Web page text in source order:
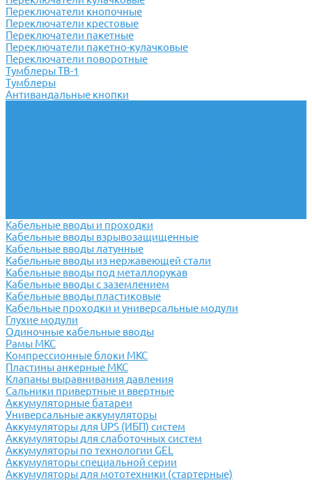
Переключатели кнопочные
Переключатели крестовые
Переключатели пакетные
Переключатели пакетно-кулачковые
Переключатели поворотные
Тумблеры ТВ-1
Тумблеры
Антивандальные кнопки
Кабельные вводы и проходки
Кабельные вводы взрывозащищенные
Кабельные вводы латунные
Кабельные вводы из нержавеющей стали
Кабельные вводы под металлорукав
Кабельные вводы с заземлением
Кабельные вводы пластиковые
Кабельные проходки и универсальные модули
Глухие модули
Одиночные кабельные вводы
Рамы МКС
Компрессионные блоки МКС
Пластины анкерные МКС
Клапаны выравнивания давления
Сальники привертные и ввертные
Аккумуляторные батареи
Универсальные аккумуляторы
Аккумуляторы для UPS (ИБП) систем
Аккумуляторы для слаботочных систем
Аккумуляторы по технологии GEL
Аккумуляторы специальной серии
Аккумуляторы для мототехники (стартерные)